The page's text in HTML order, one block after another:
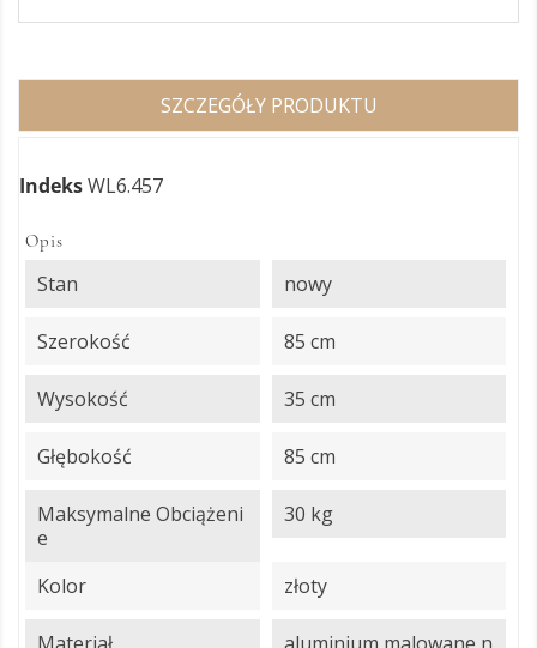
SZCZEGÓŁY PRODUKTU
IndeksWL6.457
Opis
Stan nowy
Szerokość 85 cm
Wysokość 35 cm
Głębokość 85 cm
Maksymalne Obciążeni
E
30 kg
Kolor złoty